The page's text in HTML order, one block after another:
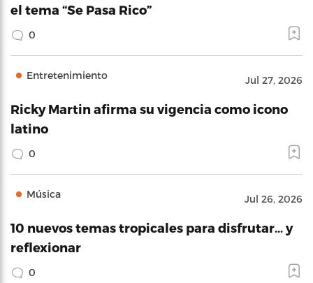
el tema “Se Pasa Rico”
0
Entretenimiento Jul 27, 2026
Ricky Martin afirma su vigencia como icono
latino
0
Música Jul 26, 2026
10 nuevos temas tropicales para disfrutar… y
reflexionar
0